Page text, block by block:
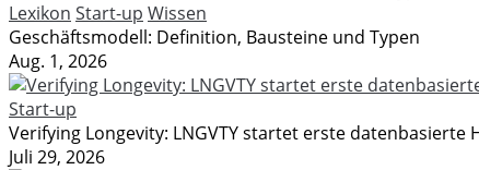
Lexikon Start-up Wissen
Geschäftsmodell: Definition, Bausteine und Typen
Aug. 1, 2026
Start-up
Verifying Longevity: LNGVTY startet erste
Juli 29, 2026